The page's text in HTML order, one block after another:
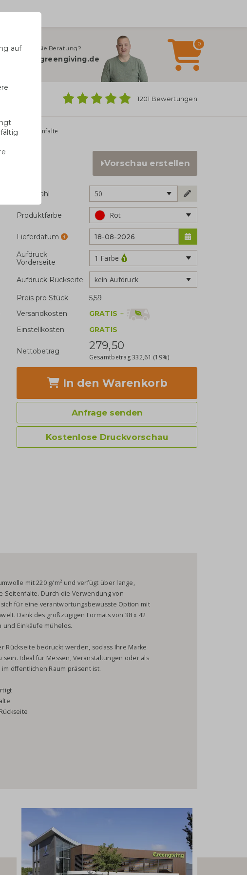
Benötigen Sie Beratung?
info@greengiving.de
0
1201 Bewertungen
mit Seitenfalte
Vorschau erstellen
Stückzahl 50
Produktfarbe Rot
Lieferdatum
Aufdruck
Vorderseite
1 Farbe
Aufdruck Rückseite kein Aufdruck
Preis pro Stück
5,59
Versandkosten
GRATIS +
Einstellkosten
GRATIS
Nettobetrag 279,50
Gesamtbetrag332,61 (19%)
In den Warenkorb
Anfrage senden
Kostenlose Druckvorschau
mit 220 g/m² und verfügt über lange,
Seitenfalte. Durch die Verwendung von
für eine verantwortungsbewusste Option mit
Dank des großzügigen Formats von 38 x 42
Einkäufe mühelos.
Rückseite bedruckt werden, sodass Ihre Marke
Ideal für Messen, Veranstaltungen oder als
öffentlichen Raum präsent ist.
auf